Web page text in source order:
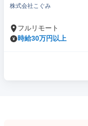
株式会社こぐみ
フルリモート
時給30万円以上